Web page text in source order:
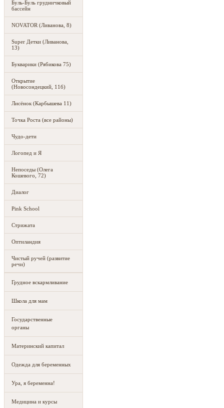
Буль-Буль грудничковый
бассейн
NOVATOR (Ливанова, 8)
Super Детки (Ливанова,
13)
Букварики (Рябикова 75)
Открытие
(Новосондецкий, 11б)
Лисёнок (Карбышева 11)
Точка Роста (все районы)
Чудо-дети
Логопед и Я
Непоседы (Олега
Кошевого, 72)
Диалог
Pink School
Стрижата
Оптиландия
Чистый ручей (развитие
речи)
Грудное вскармливание
Школа для мам
Государственные
органы
Материнский капитал
Одежда для беременных
Ура, я беременна!
Медицина и курсы